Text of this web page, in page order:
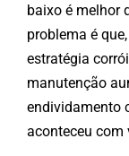
baixo é melhor
problema é
estratégia
manutenção
endividamento
aconteceu com